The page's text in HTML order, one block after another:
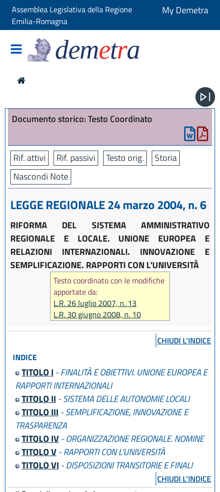
Assemblea Legislativa della Regione
Emilia-Romagna
My Demetra
demetra
Documento storico: Testo Coordinato
Rif. attivi Rif. passivi Testo orig.
Storia
Nascondi Note
LEGGE REGIONALE 24 marzo 2004, n. 6
RIFORMA DEL SISTEMA AMMINISTRATIVO
REGIONALE E LOCALE. UNIONE EUROPEA E
RELAZIONI INTERNAZIONALI. INNOVAZIONE E
SEMPLIFICAZIONE. RAPPORTI CON L'UNIVERSITÀ
Testo coordinato con le modifiche
apportate da:
L.R. 26 luglio 2007, n. 13
L.R. 30 giugno 2008, n. 10
CHIUDI L'INDICE
INDICE
TITOLO I - FINALITÀ E OBIETTIVI. UNIONE EUROPEA E
RAPPORTI INTERNAZIONALI
TITOLO II - SISTEMA DELLE AUTONOMIE LOCALI
TITOLO III - SEMPLIFICAZIONE, INNOVAZIONE E
TRASPARENZA
TITOLO IV- ORGANIZZAZIONE REGIONALE. NOMINE
TITOLO V- RAPPORTI CON L'UNIVERSITÀ
TITOLO VI - DISPOSIZIONI TRANSITORIE E FINALI
CHIUDI L'INDICE